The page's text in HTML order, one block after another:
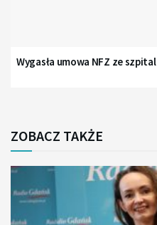
Wygasła umowa NFZ ze
ZOBACZ TAKŻE